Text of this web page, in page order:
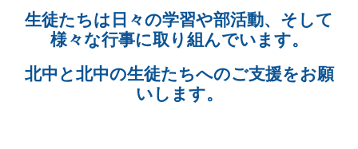
生徒たちは日々の学習や部活動、そして
様々な行事に取り組んでいます。
北中と北中の生徒たちへのご支援をお願
いします。